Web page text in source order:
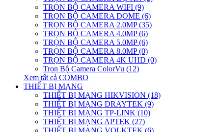
TRỌN BỘ CAMERA WIFI (9)
TRỌN BỘ CAMERA DOME (6)
TRỌN BỘ CAMERA 2.0MP (35)
TRỌN BỘ CAMERA 4.0MP (6)
TRỌN BỘ CAMERA 5.0MP (6)
TRỌN BỘ CAMERA 8.0MP (0)
TRỌN BỘ CAMERA 4K UHD (0)
Trọn Bộ Camera ColorVu (12)
Xem tất cả COMBO
THIẾT BỊ MẠNG
THIẾT BỊ MẠNG HIKVISION (18)
THIẾT BỊ MẠNG DRAYTEK (9)
THIẾT BỊ MẠNG TP-LINK (10)
THIẾT BỊ MẠNG APTEK (27)
THIẾT BỊ MẠNG VOLKTEK (6)